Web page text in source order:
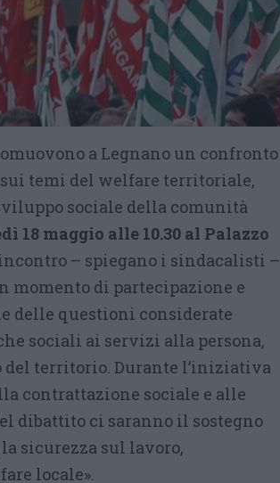
a Legnano un confronto
temi del welfare territoriale,
sociale della comunità
18 maggio alle 10.30 al Palazzo
– spiegano i sindacalisti –
momento di partecipazione e
delle questioni considerate
sociali ai servizi alla persona,
territorio. Durante l’iniziativa
contrattazione sociale e alle
dibattito ci saranno il sostegno
sicurezza sul lavoro,
locale».